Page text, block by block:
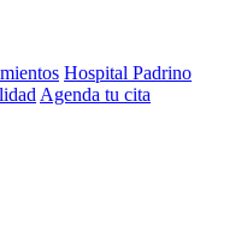
Hospital Padrino
Agenda tu cita